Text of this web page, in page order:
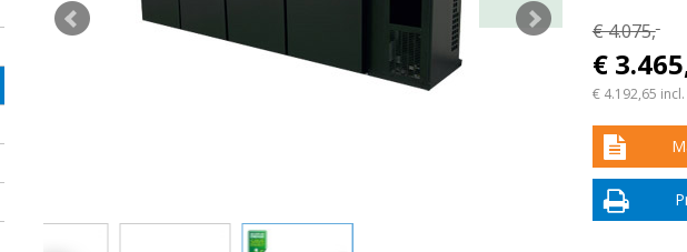
€ 4.075,-
€
€ 4.192,65